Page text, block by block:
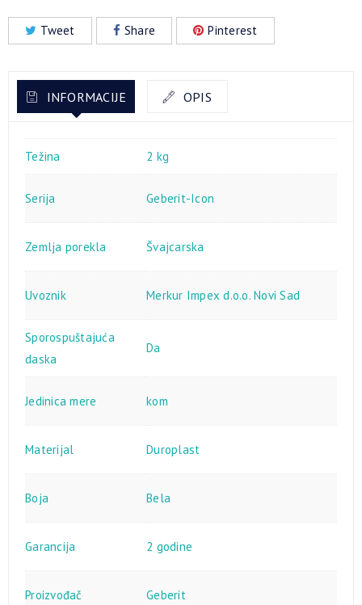
Tweet Share Pinterest
INFORMACIJE OPIS
Težina 2 kg
Serija Geberit-Icon
Zemlja porekla Švajcarska
Uvoznik Merkur Impex d.o.o. Novi Sad
Sporospuštajuća
daska
Da
Jedinica mere kom
Materijal Duroplast
Boja Bela
Garancija 2 godine
Proizvođač Geberit